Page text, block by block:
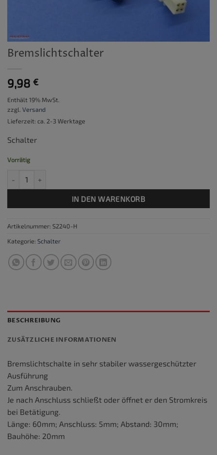
Bremslichtschalter
9,98 €
Enthält 19% MwSt.
zzgl. Versand
Lieferzeit: ca. 2-3 Werktage
Schalter
Vorrätig
IN DEN WARENKORB
Artikelnummer: S2240-H
Kategorie: Schalter
BESCHREIBUNG
ZUSÄTZLICHE INFORMATIONEN
Bremslichtschalte in sehr stabiler wassergeschützter
Ausführung
Zum Anschrauben.
Je nach Anschluss schließt oder öffnet er den Stromkreis
bei Betätigung.
Länge: 60mm; Anschluss: 5mm; Abstand: 30mm;
Bauhöhe: 20mm